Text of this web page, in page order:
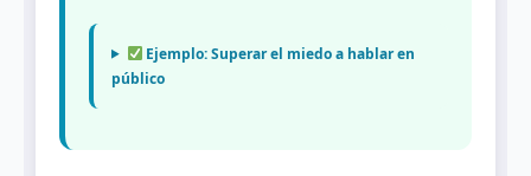
Ejemplo: Superar el miedo a hablar en
público